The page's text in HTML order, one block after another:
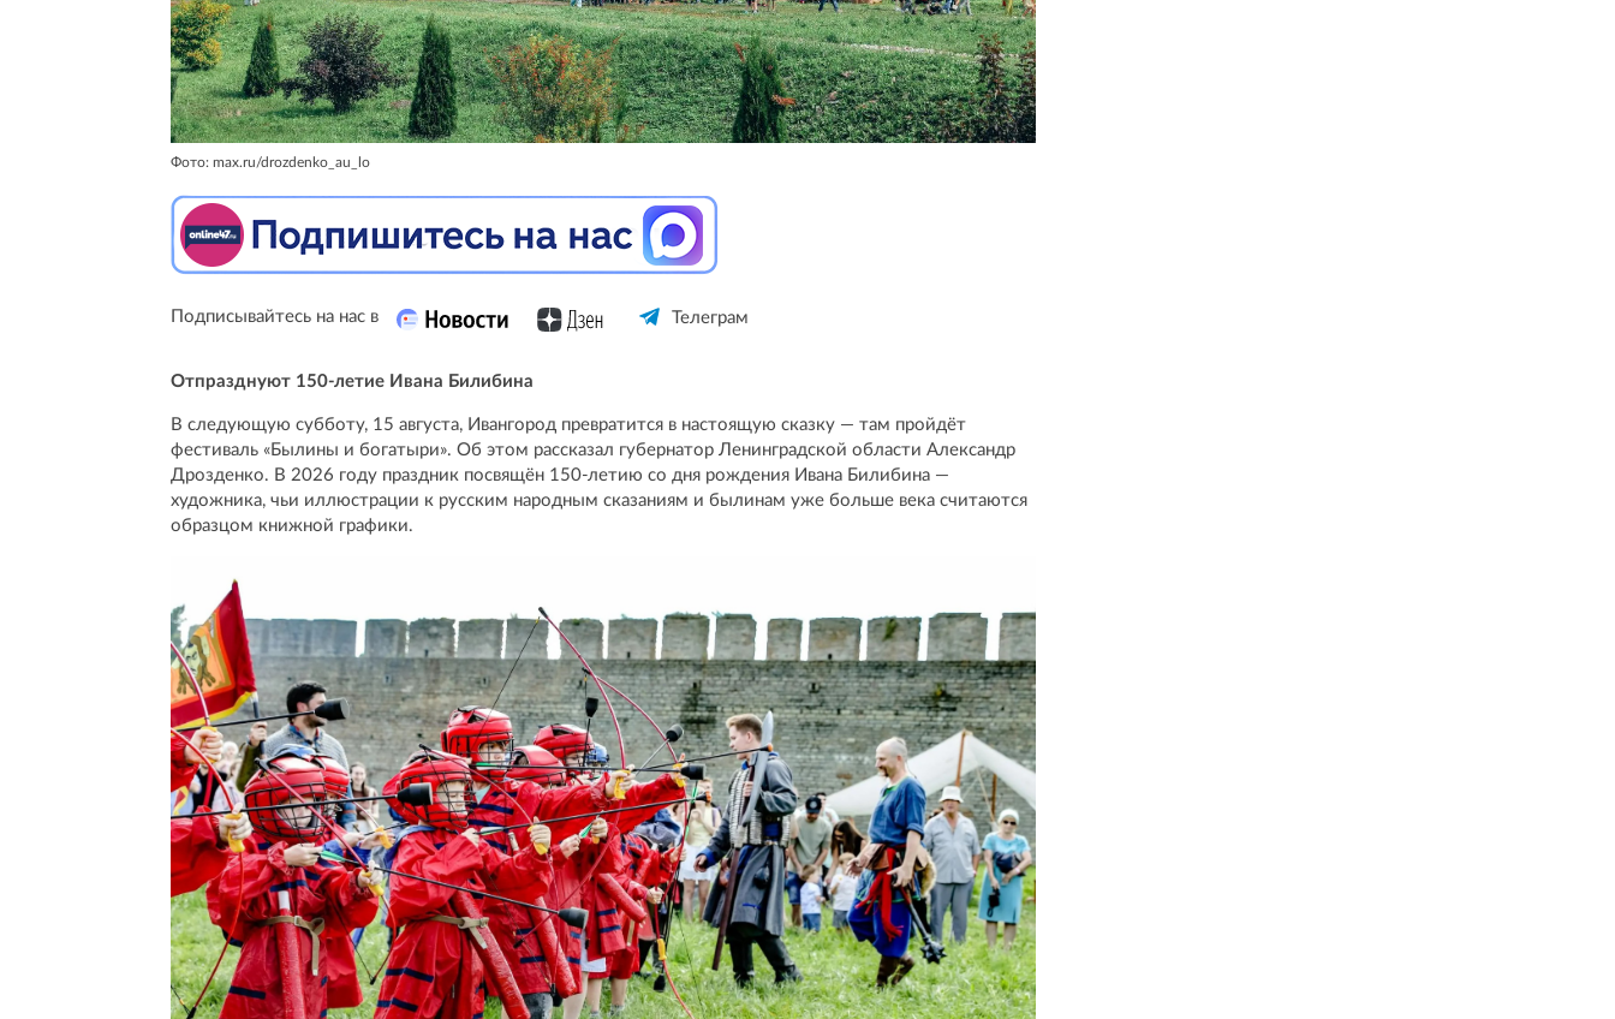
Фото: max.ru/drozdenko_au_lo
Подписывайтесь на нас в Телеграм
Отпразднуют 150-летие Ивана Билибина
В следующую субботу, 15 августа, Ивангород превратится в настоящую сказку — там пройдёт
фестиваль «Былины и богатыри». Об этом рассказал губернатор Ленинградской области Александр
Дрозденко. В 2026 году праздник посвящён 150-летию со дня рождения Ивана Билибина —
художника, чьи иллюстрации к русским народным сказаниям и былинам уже больше века считаются
образцом книжной графики.